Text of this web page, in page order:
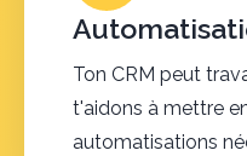
Ton CRM peut
t'aidons à mettre
automatisations